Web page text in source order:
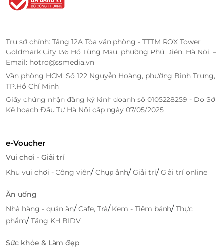
Nhà hàng tại Sea Front Hotel Đà Nẵng được setup
chỉn chu mang đến các món ăn Á - Âu đa dạng do
đội ngũ đầu bếp tài hoa chế biến mang đến trải
khách khi ghé chân.
Trụ sở chính: Tầng 12A Tòa văn phòng - TTTM ROX Tower
Goldmark City 136 Hồ Tùng Mậu, phường Phú Diễn, Hà Nội. –
Email: hotro@ssmedia.vn
Văn phòng HCM: Số 122 Nguyễn Hoàng, phường Bình Trưng,
TP.Hồ Chí Minh
Giấy chứng nhận đăng ký kinh doanh số 0105228259 - Do Sở
Kế hoạch Đầu Tư Hà Nội cấp ngày 07/05/2025
e-Voucher
Vui chơi - Giải trí
Khu vui chơi - Công viên/Chụp ảnh/Giải trí/Giải trí online
Ăn uống
Nhà hàng - quán ăn/Cafe, Trà/ Kem - Tiệm bánh/Thực
phẩm/Tặng KH BIDV
Sức khỏe & Làm đẹp